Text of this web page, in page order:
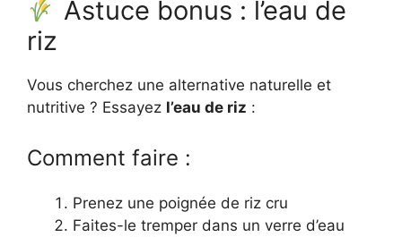
Astuce bonus : l’eau de
riz
Vous cherchez une alternative naturelle et
nutritive ? Essayez l’eau de riz :
Comment faire :
Prenez une poignée de riz cru
Faites-le tremper dans un verre d’eau